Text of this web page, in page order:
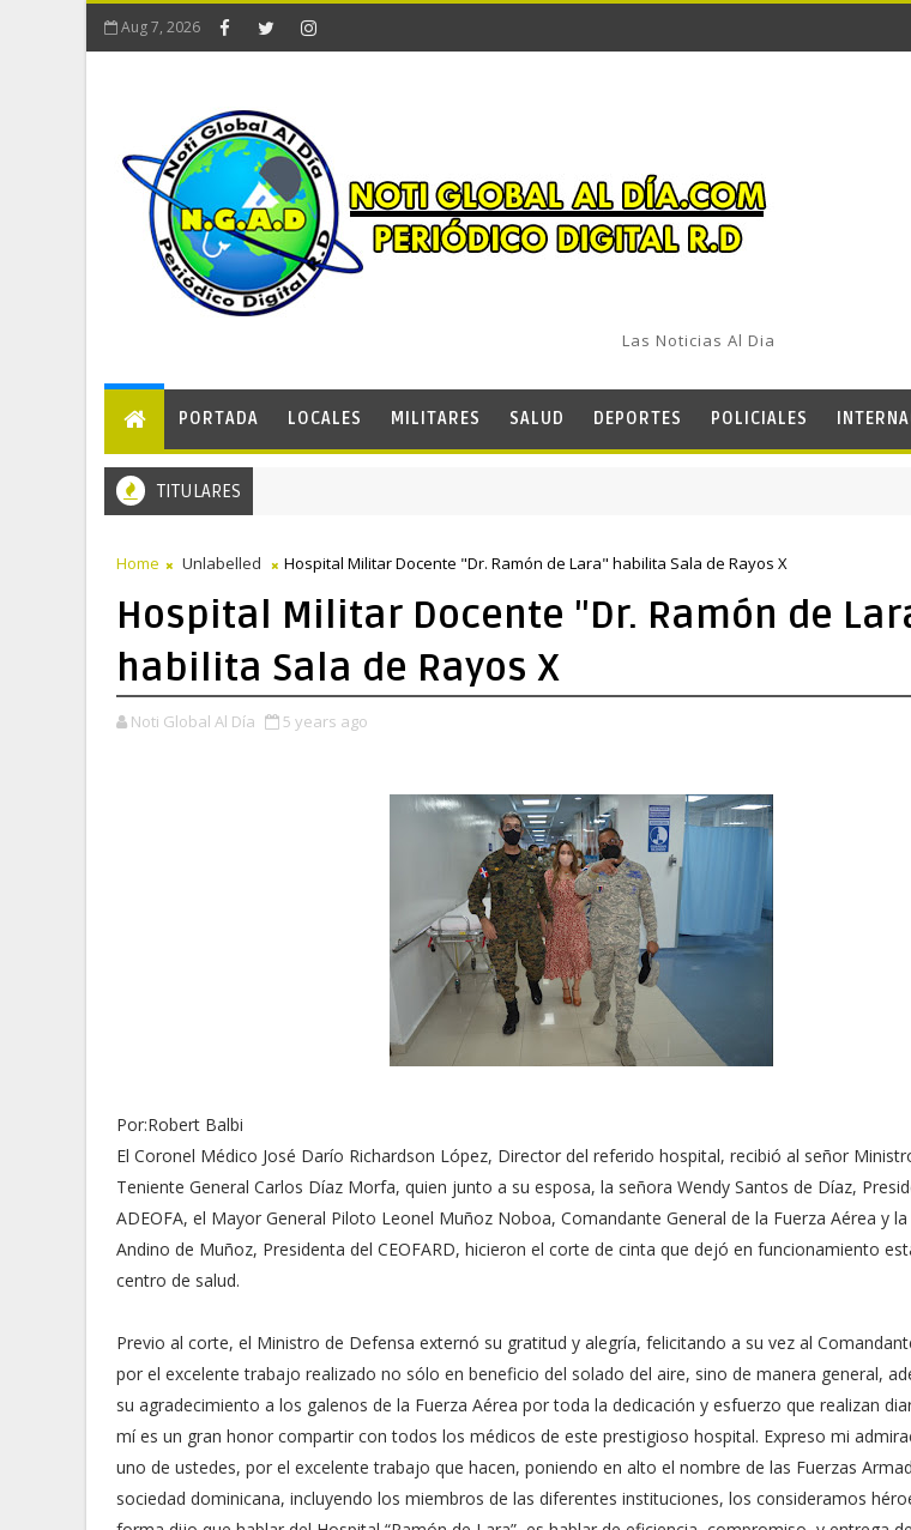
Aug 7, 2026
Las Noticias Al Dia
PORTADA LOCALES MILITARES SALUD DEPORTES POLICIALES
TITULARES
Home Unlabelled Hospital Militar Docente "Dr. Ramón de Lara" habilita Sala de Rayos X
Hospital Militar Docente "Dr. Ramón de
habilita Sala de Rayos X
Noti Global Al Día 5 years ago
Por:Robert Balbi
El Coronel Médico José Darío Richardson López, Director del referido hospital, recibió al señor
Teniente General Carlos Díaz Morfa, quien junto a su esposa, la señora Wendy Santos de Díaz,
ADEOFA, el Mayor General Piloto Leonel Muñoz Noboa, Comandante General de la Fuerza Aérea y la
Andino de Muñoz, Presidenta del CEOFARD, hicieron el corte de cinta que dejó en funcionamiento
centro de salud.
Previo al corte, el Ministro de Defensa externó su gratitud y alegría, felicitando a su vez al
por el excelente trabajo realizado no sólo en beneficio del solado del aire, sino de manera general,
su agradecimiento a los galenos de la Fuerza Aérea por toda la dedicación y esfuerzo que realizan
mí es un gran honor compartir con todos los médicos de este prestigioso hospital. Expreso mi
uno de ustedes, por el excelente trabajo que hacen, poniendo en alto el nombre de las Fuerzas
sociedad dominicana, incluyendo los miembros de las diferentes instituciones, los consideramos